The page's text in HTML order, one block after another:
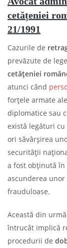
cetățeniei
21/1991
Cazurile de
prevăzute de
cetățeniei
atunci când
forțele armate
diplomatice sau
există legături
ori săvârșirea
securității
a fost obținută
ascunderea
frauduloase.
Această din
întrucât implică
procedurii de